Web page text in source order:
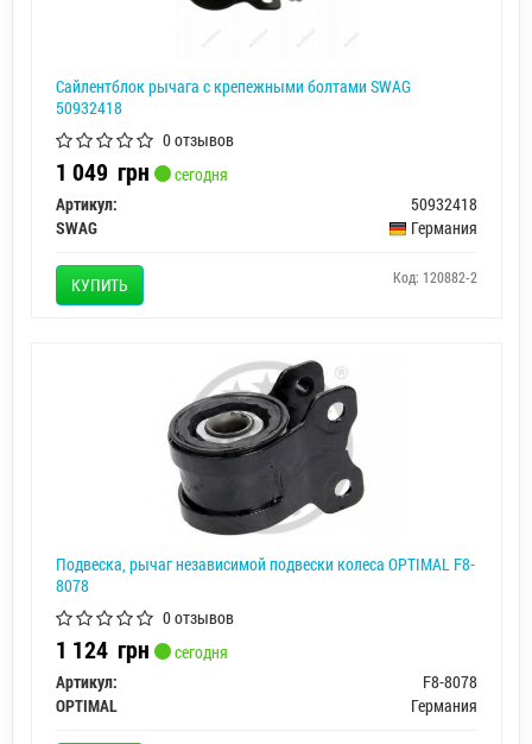
Сайлентблок рычага с крепежными болтами SWAG
50932418
0 отзывов
1 049 грн
сегодня
Артикул:
50932418
SWAG
Германия
КУПИТЬ Код: 120882-2
Подвеска, рычаг независимой подвески колеса OPTIMAL F8-
8078
0 отзывов
1 124 грн
сегодня
Артикул:
F8-8078
OPTIMAL
Германия